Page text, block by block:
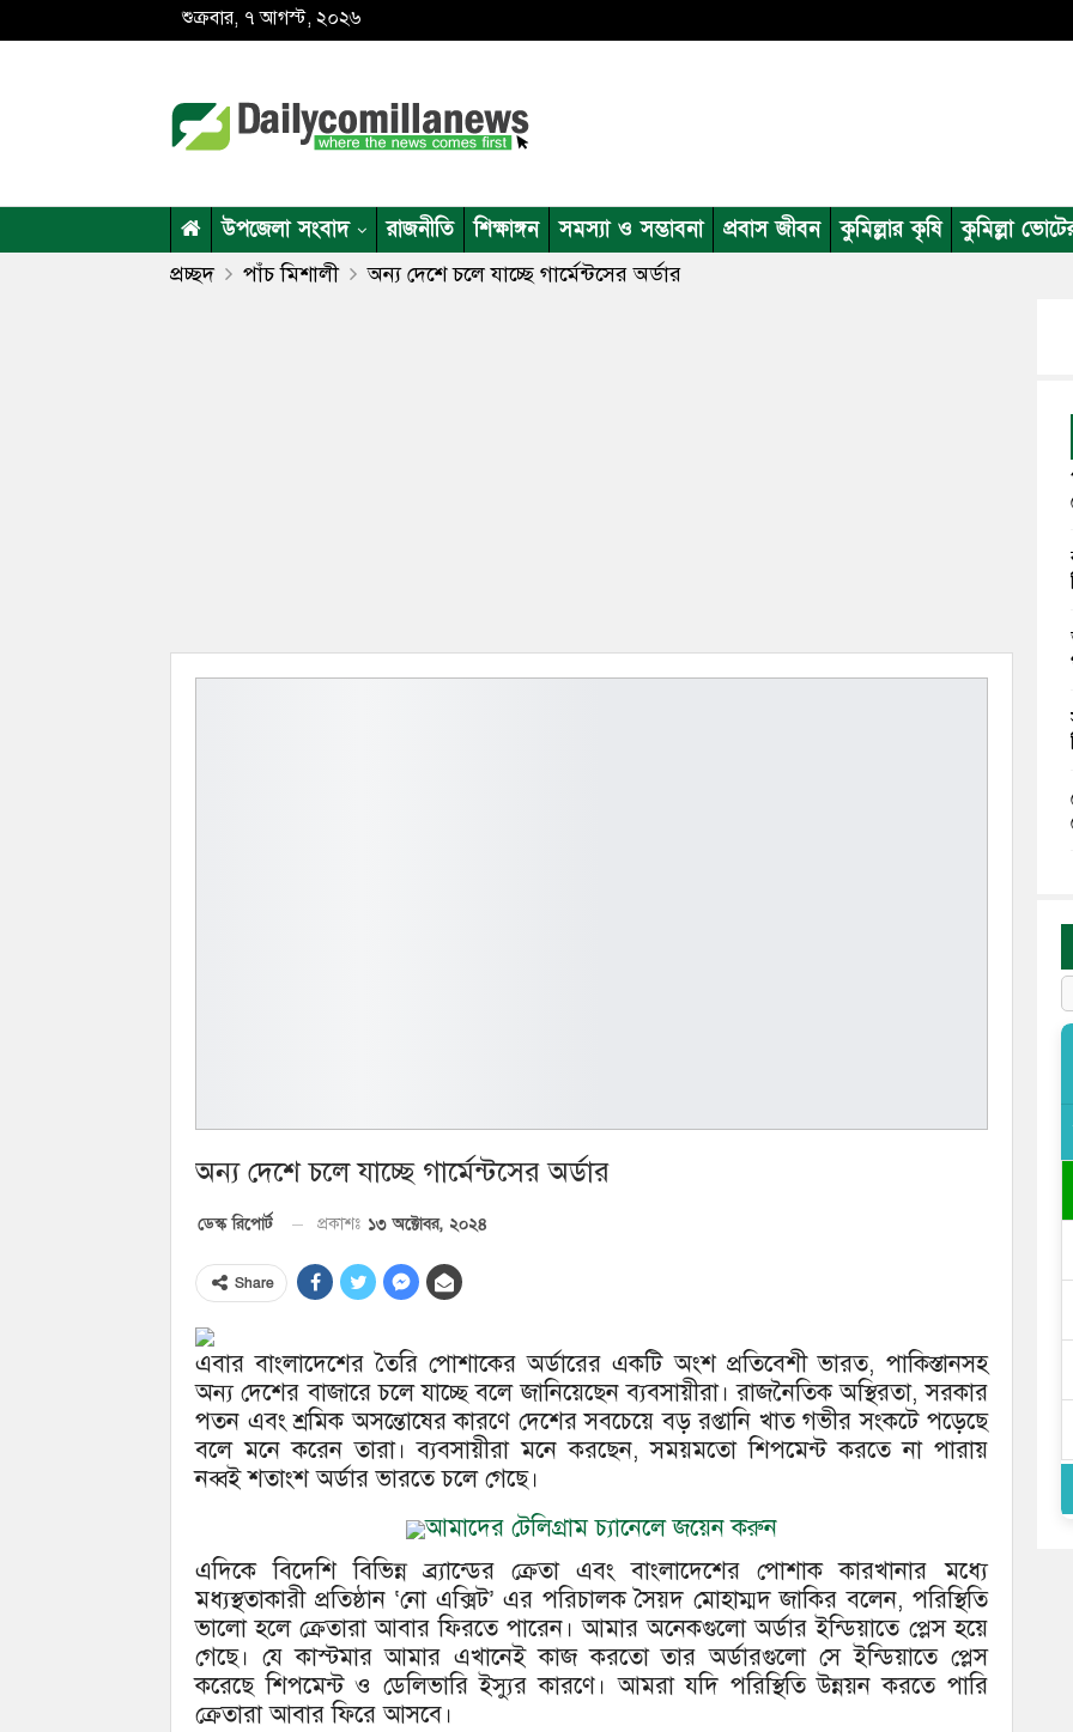
শুক্রবার, ৭ আগস্ট, ২০২৬
উপজেলা সংবাদ রাজনীতি শিক্ষাঙ্গন সমস্যা ও সম্ভাবনা প্রবাস জীবন কুমিল্লার কৃষি কুমিল্লা
প্রচ্ছদ পাঁচ মিশালী অন্য দেশে চলে যাচ্ছে গার্মেন্টসের অর্ডার
অন্য দেশে চলে যাচ্ছে গার্মেন্টসের অর্ডার
ডেস্ক রিপোর্ট প্রকাশঃ ১৩ অক্টোবর, ২০২৪
Share
এবার বাংলাদেশের তৈরি পোশাকের অর্ডারের একটি অংশ প্রতিবেশী ভারত, পাকিস্তানসহ
অন্য দেশের বাজারে চলে যাচ্ছে বলে জানিয়েছেন ব্যবসায়ীরা। রাজনৈতিক অস্থিরতা, সরকার
পতন এবং শ্রমিক অসন্তোষের কারণে দেশের সবচেয়ে বড় রপ্তানি খাত গভীর সংকটে পড়েছে
বলে মনে করেন তারা। ব্যবসায়ীরা মনে করছেন, সময়মতো শিপমেন্ট করতে না পারায়
নব্বই শতাংশ অর্ডার ভারতে চলে গেছে।
আমাদের টেলিগ্রাম চ্যানেলে জয়েন করুন
এদিকে বিদেশি বিভিন্ন ব্র্যান্ডের ক্রেতা এবং বাংলাদেশের পোশাক কারখানার মধ্যে
মধ্যস্থতাকারী প্রতিষ্ঠান ‘নো এক্সিট’ এর পরিচালক সৈয়দ মোহাম্মদ জাকির বলেন, পরিস্থিতি
ভালো হলে ক্রেতারা আবার ফিরতে পারেন। আমার অনেকগুলো অর্ডার ইন্ডিয়াতে প্লেস হয়ে
গেছে। যে কাস্টমার আমার এখানেই কাজ করতো তার অর্ডারগুলো সে ইন্ডিয়াতে প্লেস
করেছে শিপমেন্ট ও ডেলিভারি ইস্যুর কারণে। আমরা যদি পরিস্থিতি উন্নয়ন করতে পারি
ক্রেতারা আবার ফিরে আসবে।